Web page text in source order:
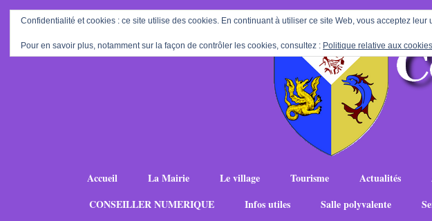
Accueil La Mairie Le village Tourisme Actualités
CONSEILLER NUMERIQUE
Infos utiles Salle polyvalente
Confidentialité et cookies : ce site utilise des cookies. En continuant à utiliser ce site Web, vous acceptez leur
Pour en savoir plus, notamment sur la façon de contrôler les cookies, consultez : Politique relative aux cookies